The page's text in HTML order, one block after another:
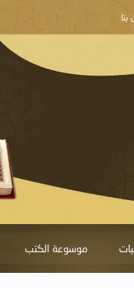
بنا
موسوعة الكتب